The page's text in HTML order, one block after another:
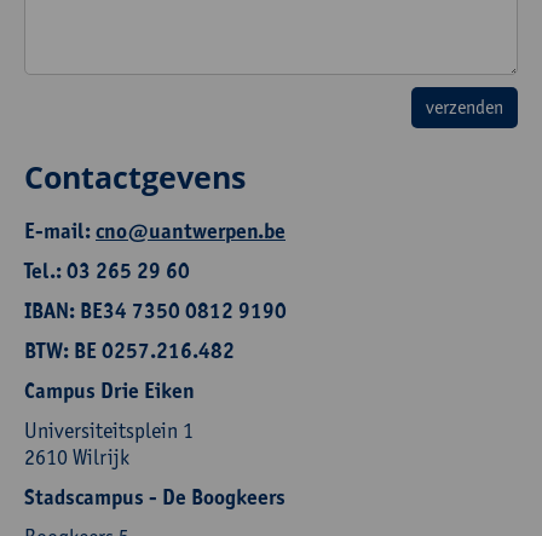
Contactgevens
E-mail:cno@uantwerpen.be
Tel.: 03 265 29 60
IBAN: BE34 7350 0812 9190
BTW: BE 0257.216.482
Campus Drie Eiken
Universiteitsplein 1
2610 Wilrijk
Stadscampus - De Boogkeers